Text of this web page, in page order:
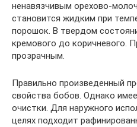
ненавязчивым орехово-
становится жидким при
порошок. В твердом
кремового до коричневого.
прозрачным.
Правильно произведенный
свойства бобов. Однако
очистки. Для наружного
целях подходит